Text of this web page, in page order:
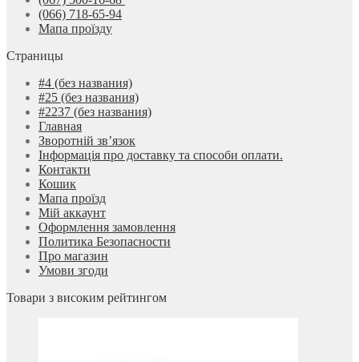
(066) 718-65-94
Мапа проїзду
Страницы
#4 (без названия)
#25 (без названия)
#2237 (без названия)
Главная
Зворотній зв’язок
Інформація про доставку та способи оплати.
Контакти
Кошик
Мапа проїзд
Мій аккаунт
Оформлення замовлення
Политика Безопасности
Про магазин
Умови згоди
Товари з високим рейтингом